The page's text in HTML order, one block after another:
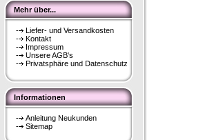
Mehr über...
Liefer- und Versandkosten
Kontakt
Impressum
Unsere AGB's
Privatsphäre und Datenschutz
Informationen
Anleitung Neukunden
Sitemap